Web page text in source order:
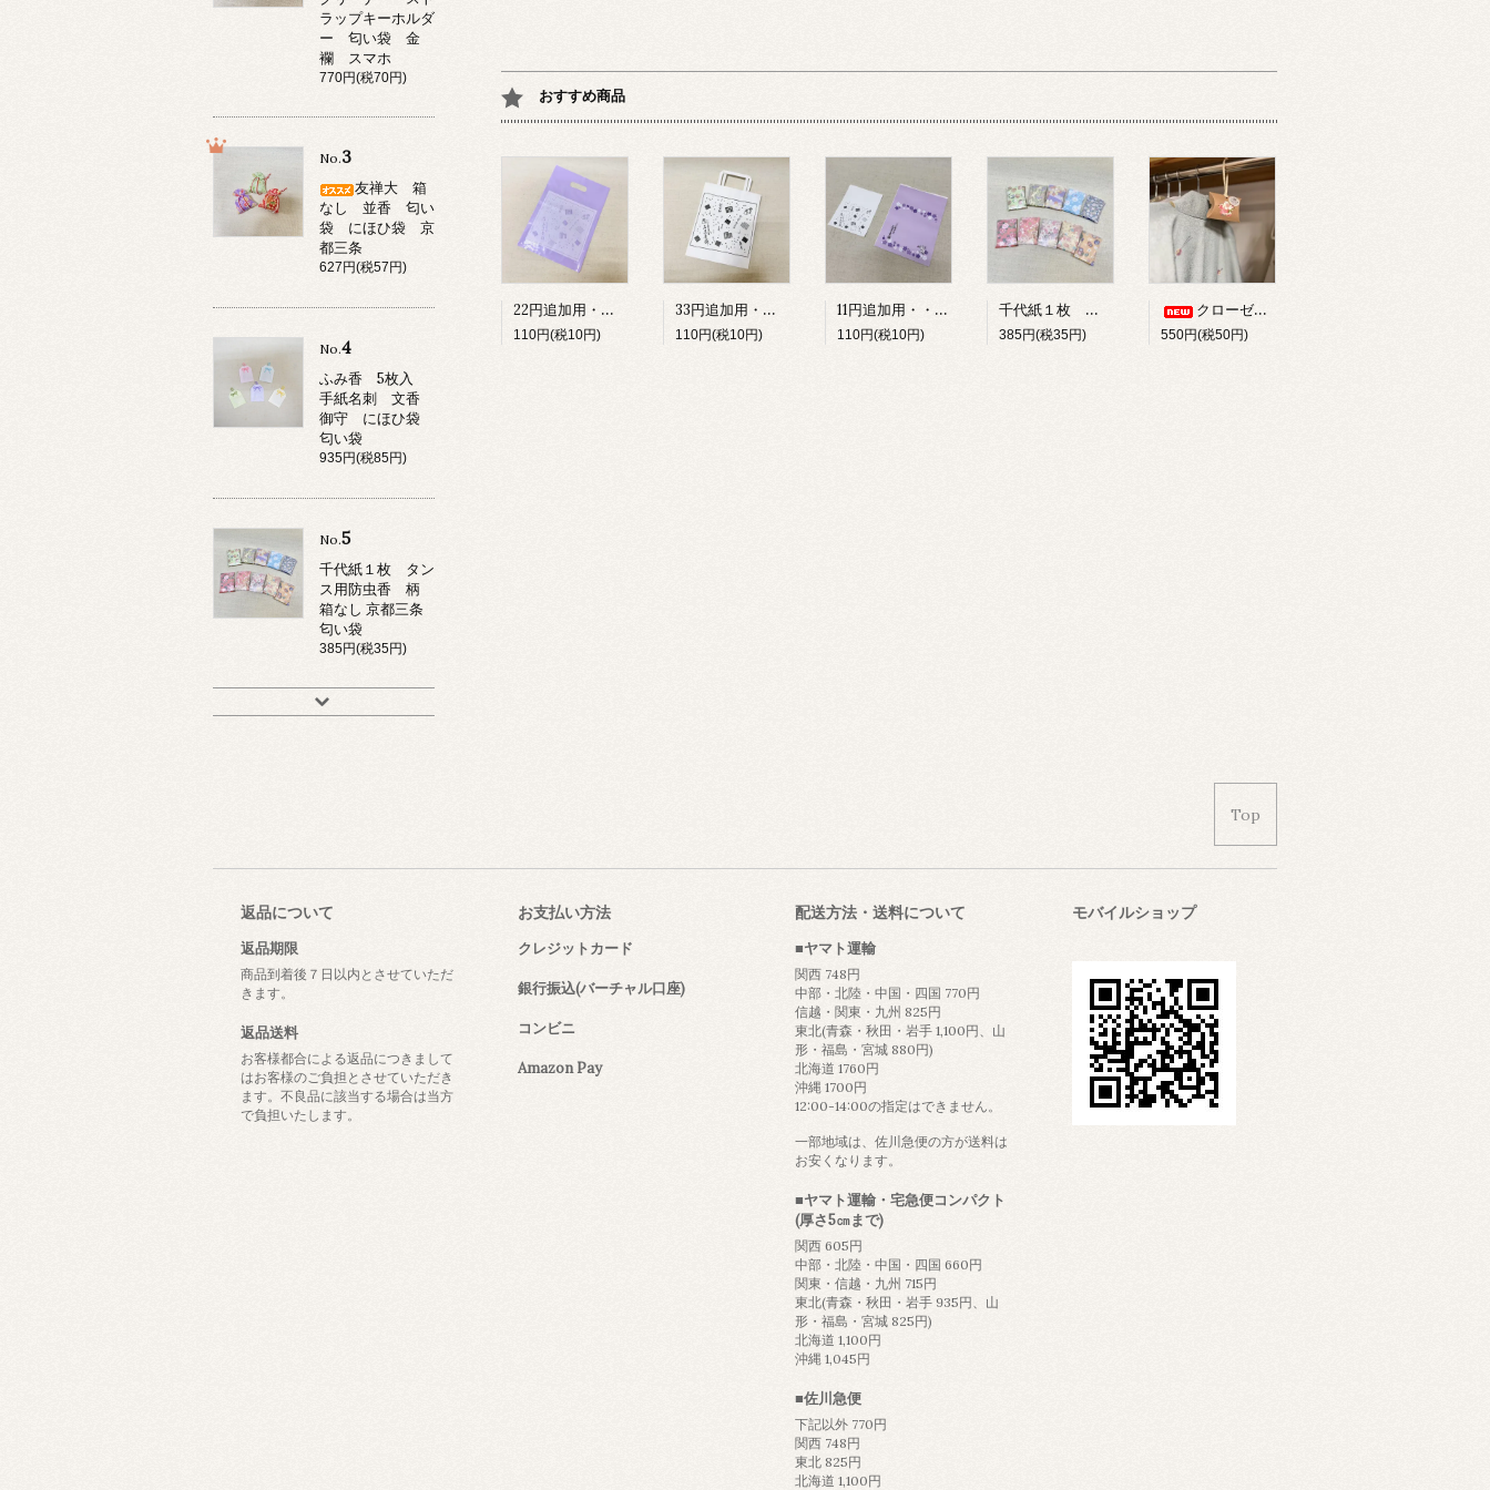
おすすめ商品
22円追加用・・・ビニール手提げ袋 藤色 匂い袋 京都三条 石黒香舗
110円(税10円)
33円追加用・・・紙手提げ袋小 藤色 匂い袋 京都三条 石黒香舗
110円(税10円)
11円追加用・・・小袋 匂い袋 京都三条 石黒香舗
110円(税10円)
千代紙１枚 タンス用防虫香 柄 箱なし 京都三条 匂い袋
385円(税35円)
クローゼット用防虫香 かけ香 吊り型芳香剤 柄 プレゼント 京都三条 匂い袋
550円(税50円)
ラップキーホルダ
ー 匂い袋 金
襴 スマホ
770円(税70円)
No.3
友禅大 箱
なし 並香 匂い
袋 にほひ袋 京
都三条
627円(税57円)
No.4
ふみ香 5枚入
手紙名刺 文香
御守 にほひ袋
匂い袋
935円(税85円)
No.5
千代紙１枚 タン
ス用防虫香 柄
箱なし 京都三条
匂い袋
385円(税35円)
Top
返品について
返品期限
商品到着後７日以内とさせていただ
きます。
返品送料
お客様都合による返品につきまして
はお客様のご負担とさせていただき
ます。不良品に該当する場合は当方
で負担いたします。
お支払い方法
クレジットカード
銀行振込(バーチャル口座)
コンビニ
Amazon Pay
配送方法・送料について
■ヤマト運輸
関西 748円
中部・北陸・中国・四国 770円
信越・関東・九州 825円
東北(青森・秋田・岩手 1,100円、山
形・福島・宮城 880円)
北海道 1760円
沖縄 1700円
12:00-14:00の指定はできません。
一部地域は、佐川急便の方が送料は
お安くなります。
■ヤマト運輸・宅急便コンパクト
(厚さ5㎝まで)
関西 605円
中部・北陸・中国・四国 660円
関東・信越・九州 715円
東北(青森・秋田・岩手 935円、山
形・福島・宮城 825円)
北海道 1,100円
沖縄 1,045円
■佐川急便
下記以外 770円
関西 748円
東北 825円
北海道 1,100円
モバイルショップ